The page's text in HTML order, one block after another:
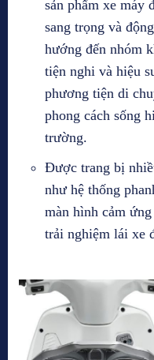
sản phẩm xe máy
sang trọng và
hướng đến nhóm
tiện nghi và hiệu
phương tiện di
phong cách sống
trường.
Được trang bị
như hệ thống
màn hình cảm
trải nghiệm lái xe